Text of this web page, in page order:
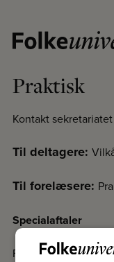
Praktisk
Kontakt sekretariatet
Til deltagere:
Til forelæsere:
Specialaftaler
Fakta om